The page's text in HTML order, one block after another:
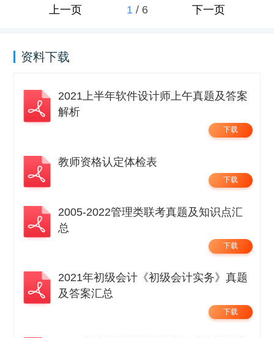
上一页 1 / 6 下一页
资料下载
2021上半年软件设计师上午真题及答案
解析
下载
教师资格认定体检表
下载
2005-2022管理类联考真题及知识点汇
总
下载
2021年初级会计《初级会计实务》真题
及答案汇总
下载